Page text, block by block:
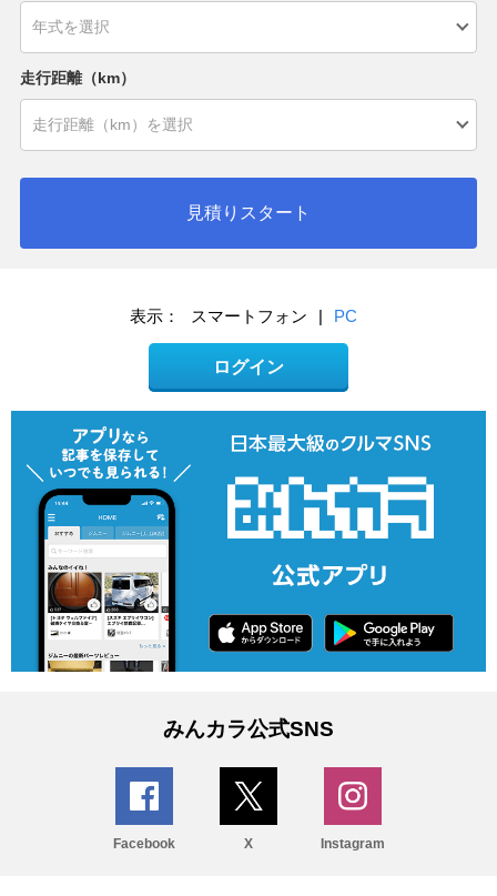
走行距離（km）
見積りスタート
表示： スマートフォン | PC
ログイン
みんカラ公式SNS
Facebook X Instagram